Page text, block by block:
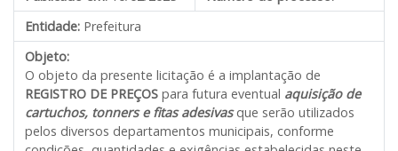
Entidade: Prefeitura
Objeto:
O objeto da presente licitação é a implantação de
REGISTRO DE PREÇOS para futura eventual aquisição de
cartuchos, tonners e fitas adesivasque serão utilizados
pelos diversos departamentos municipais, conforme